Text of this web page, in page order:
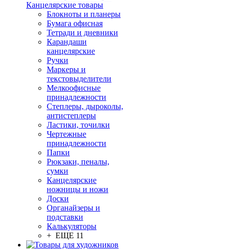
Канцелярские товары
Блокноты и планеры
Бумага офисная
Тетради и дневники
Карандаши
канцелярские
Ручки
Маркеры и
текстовыделители
Мелкоофисные
принадлежности
Степлеры, дыроколы,
антистеплеры
Ластики, точилки
Чертежные
принадлежности
Папки
Рюкзаки, пеналы,
сумки
Канцелярские
ножницы и ножи
Доски
Органайзеры и
подставки
Калькуляторы
+ ЕЩЕ 11